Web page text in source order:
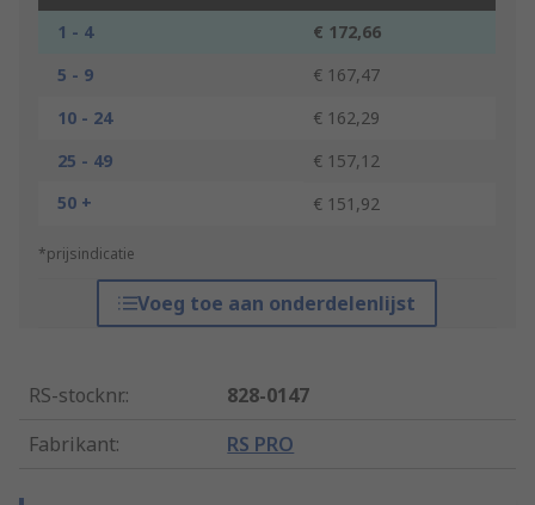
1 - 4
€ 172,66
5 - 9
€ 167,47
10 - 24
€ 162,29
25 - 49
€ 157,12
50 +
€ 151,92
*prijsindicatie
Voeg toe aan onderdelenlijst
RS-stocknr.:
828-0147
Fabrikant: RS PRO